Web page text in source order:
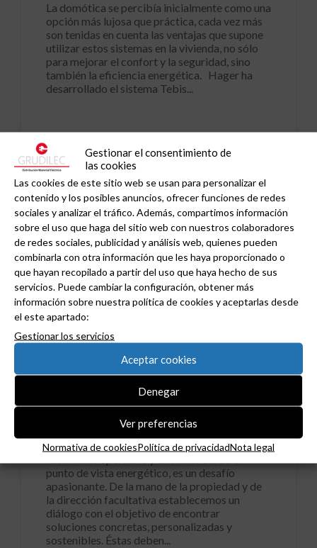
Gestionar el consentimiento de
las cookies
Las cookies de este sitio web se usan para personalizar el
contenido y los posibles anuncios, ofrecer funciones de redes
sociales y analizar el tráfico. Además, compartimos información
sobre el uso que haga del sitio web con nuestros colaboradores
de redes sociales, publicidad y análisis web, quienes pueden
combinarla con otra información que les haya proporcionado o
que hayan recopilado a partir del uso que haya hecho de sus
servicios. Puede cambiar la configuración, obtener más
información sobre nuestra política de cookies y aceptarlas desde
el este apartado:
Gestionar los servicios
Aceptar cookies
Denegar
Ver preferencias
Normativa de cookiesPolítica de privacidadNota legal
La domótica se percibía inicialmente como una
opción más lujosa que práctica, cada vez más
son tenidas en cuenta las ventajas que supone
utilizar estos sistemas en la vivienda, no sólo
para mejorar el confort y la seguridad, sino
también la eficiencia energética. Hager ha
desarrollado el sistema Tebis...
11 JUNIO, 2014
Nuevo documento Hager :
Proyectos y soluciones
para sector terciario
Diseñar un proyecto de infraestructuras
eléctricas para un edificio de terciario,
punto de vista energético, es un desafío
apasionante. De la mano de la propiedad y de
la dirección facultativa establecemos un
diálogo con el objetivo de encontrar
soluciones concretas, personalizadas y
sostenibles. Éstas deben...